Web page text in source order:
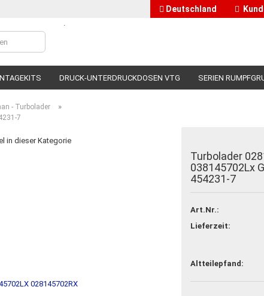
Deutschland
Lieferland
Passwort vergessen?
.
DRUCK-UNTERDRUCKDOSEN VTG SERIEN
- Turbolader »
7
in dieser Kategorie
Turbolader
038145702Lx
454231-7
Art.Nr.:
Lieferzeit:
Altteilepfand: